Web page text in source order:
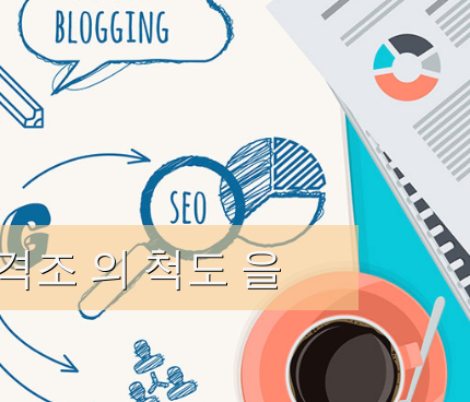
조 의 척도 을